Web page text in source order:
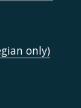
only)